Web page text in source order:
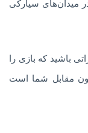
میدان‌های سیارکی
باشید که بازی را
مقابل شما است